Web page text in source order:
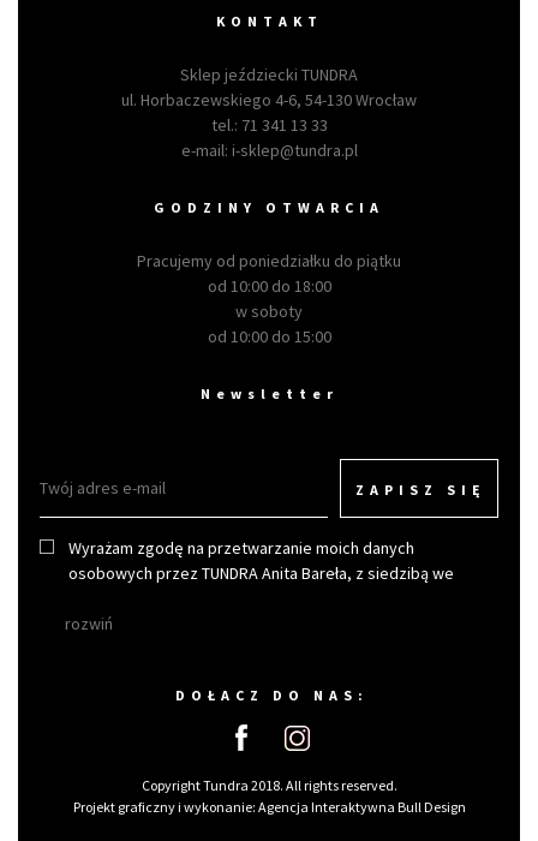
KONTAKT
Sklep jeździecki TUNDRA
ul. Horbaczewskiego 4-6, 54-130 Wrocław
tel.: 71 341 13 33
e-mail: i-sklep@tundra.pl
GODZINY OTWARCIA
Pracujemy od poniedziałku do piątku
od 10:00 do 18:00
w soboty
od 10:00 do 15:00
Newsletter
ZAPISZ SIĘ
Wyrażam zgodę na przetwarzanie moich danych
osobowych przez TUNDRA Anita Bareła, z siedzibą we
rozwiń
DOŁACZ DO NAS:
Copyright Tundra 2018. All rights reserved.
Projekt graficzny i wykonanie: Agencja Interaktywna Bull Design